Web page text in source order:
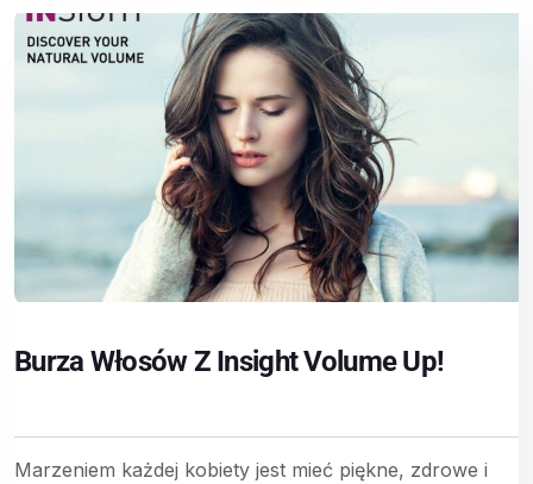
Burza Włosów Z Insight Volume Up!
Marzeniem każdej kobiety jest mieć piękne, zdrowe i